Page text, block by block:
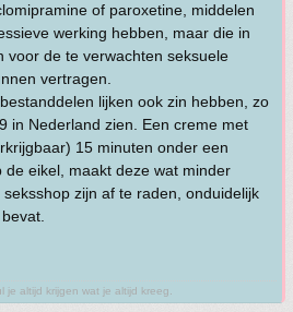
of paroxetine, middelen
werking hebben, maar die in
voor de te verwachten seksuele
vertragen.
lijken ook zin hebben, zo
in Nederland zien. Een creme met
15 minuten onder een
eikel, maakt deze wat minder
zijn af te raden, onduidelijk
altijd krijgen wat je altijd kreeg.